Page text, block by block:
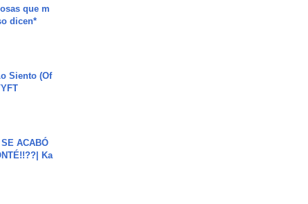
que m
dicen*
Siento (Of
ACABÓ
Ka